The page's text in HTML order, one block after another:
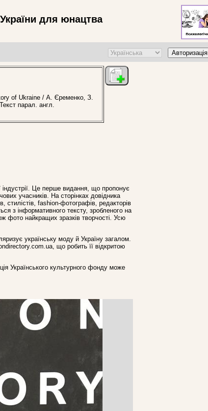
для юнацтва
Авторизація
of Ukraine / А. Єременко, З.
парал. англ.
індустрії. Це перше видання, що пропонує
учасників. На сторінках довідника
стилістів, fashion-фотографів, редакторів
з інформативного тексту, зробленого на
фото найкращих зразків творчості. Усю
українську моду й Україну загалом.
що робить її відкритою
Українського культурного фонду може